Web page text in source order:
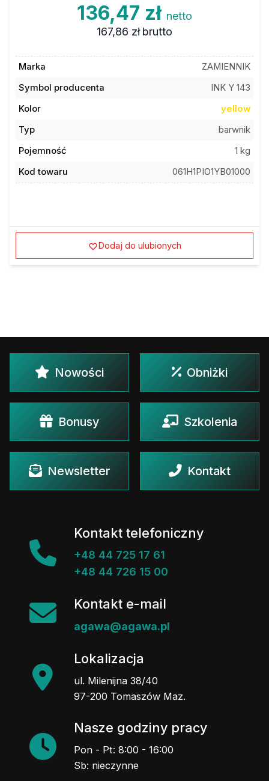
136,47 zł netto
167,86 zł brutto
Marka
ZAMIENNIK
Symbol producenta
INK Y 143
Kolor
yellow
Typ
barwnik
Pojemność
1 kg
Kod towaru
061H1PIO1YB01000
Dodaj do ulubionych
Nowości Obniżki
Bonusy Szkolenia
Newsletter Kontakt
Kontakt telefoniczny
+48 44 725 17 61
+48 44 726 15 00
Kontakt e-mail
agawa@agawa.pl
Lokalizacja
ul. Milenijna 38/40
97-200 Tomaszów Maz.
Nasze godziny pracy
Pon - Pt: 8:00 - 16:00
Sb: nieczynne